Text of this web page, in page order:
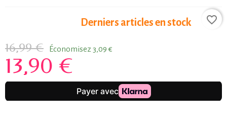
Derniers articles en stock favorite_border
16,99 € Économisez 3,09 €
13,90 €